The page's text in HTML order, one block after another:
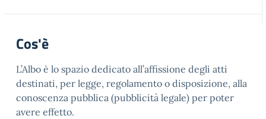
Cos'è
L’Albo è lo spazio dedicato all’affissione degli atti
destinati, per legge, regolamento o disposizione, alla
conoscenza pubblica (pubblicità legale) per poter
avere effetto.